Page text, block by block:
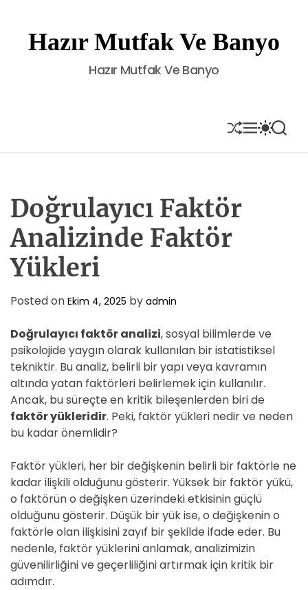
t
Hazır Mutfak Ve Banyo
Hazır Mutfak Ve Banyo
S
H
U
E
M
E
N
S
W
I
S
E
A
Doğrulayıcı Faktör
Analizinde Faktör
Yükleri
Posted on Ekim 4, 2025 by admin
Doğrulayıcı faktör analizi, sosyal bilimlerde ve
psikolojide yaygın olarak kullanılan bir istatistiksel
tekniktir. Bu analiz, belirli bir yapı veya kavramın
altında yatan faktörleri belirlemek için kullanılır.
Ancak, bu süreçte en kritik bileşenlerden biri de
faktör yükleridir. Peki, faktör yükleri nedir ve neden
bu kadar önemlidir?
Faktör yükleri, her bir değişkenin belirli bir faktörle ne
kadar ilişkili olduğunu gösterir. Yüksek bir faktör yükü,
o faktörün o değişken üzerindeki etkisinin güçlü
olduğunu gösterir. Düşük bir yük ise, o değişkenin o
faktörle olan ilişkisini zayıf bir şekilde ifade eder. Bu
nedenle, faktör yüklerini anlamak, analizimizin
güvenilirliğini ve geçerliliğini artırmak için kritik bir
adımdır.